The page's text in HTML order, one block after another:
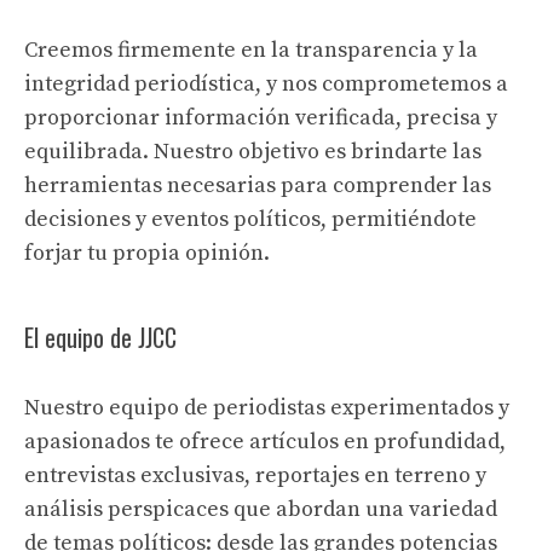
Creemos firmemente en la transparencia y la
integridad periodística, y nos comprometemos a
proporcionar información verificada, precisa y
equilibrada. Nuestro objetivo es brindarte las
herramientas necesarias para comprender las
decisiones y eventos políticos, permitiéndote
forjar tu propia opinión.
El equipo de JJCC
Nuestro equipo de periodistas experimentados y
apasionados te ofrece artículos en profundidad,
entrevistas exclusivas, reportajes en terreno y
análisis perspicaces que abordan una variedad
de temas políticos: desde las grandes potencias